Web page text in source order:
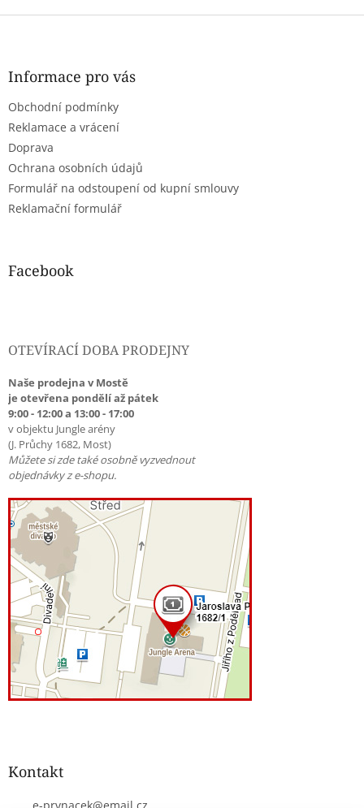
Z
Informace pro vás
Obchodní podmínky
Reklamace a vrácení
Doprava
Ochrana osobních údajů
Formulář na odstoupení od kupní smlouvy
Reklamační formulář
Facebook
OTEVÍRACÍ DOBA PRODEJNY
Naše prodejna v Mostě
je otevřena pondělí až pátek
9:00 - 12:00 a 13:00 - 17:00
v objektu Jungle arény
(J. Průchy 1682, Most)
Můžete si zde také osobně vyzvednout
objednávky z e-shopu.
Kontakt